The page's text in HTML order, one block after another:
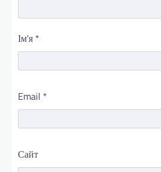
Ім'я *
Email *
Сайт